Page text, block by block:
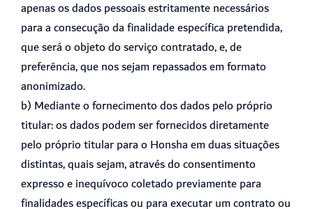
apenas os dados pessoais estritamente necessários
para a consecução da finalidade específica pretendida,
que será o objeto do serviço contratado, e, de
preferência, que nos sejam repassados em formato
anonimizado.
b) Mediante o fornecimento dos dados pelo próprio
titular: os dados podem ser fornecidos diretamente
pelo próprio titular para o Honsha em duas situações
distintas, quais sejam, através do consentimento
expresso e inequívoco coletado previamente para
finalidades específicas ou para executar um contrato ou